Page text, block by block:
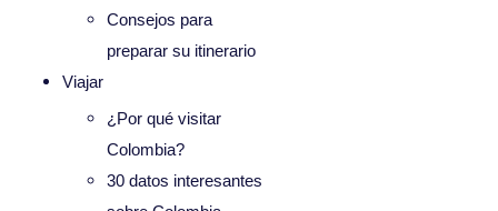
Consejos para
preparar su itinerario
Viajar
¿Por qué visitar
Colombia?
30 datos interesantes